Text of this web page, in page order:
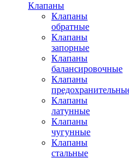
Клапаны
Клапаны
обратные
Клапаны
запорные
Клапаны
балансировочные
Клапаны
Клапаны
латунные
Клапаны
чугунные
Клапаны
стальные